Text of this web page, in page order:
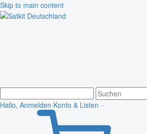
Skip to main content
Hallo, Anmelden Konto & Listen